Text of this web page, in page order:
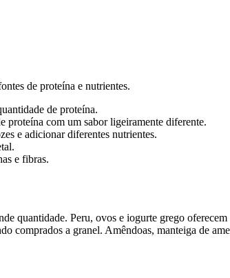
de proteína e nutrientes.
de proteína.
proteína com um sabor ligeiramente diferente.
e adicionar diferentes nutrientes.
e fibras.
quantidade. Peru, ovos e iogurte grego
comprados a granel. Amêndoas, manteiga de